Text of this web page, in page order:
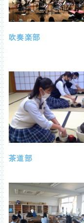
吹奏楽部
茶道部